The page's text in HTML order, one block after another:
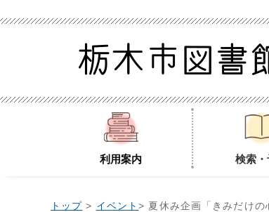
利用案内 検索・
トップ > イベント> 夏休み企画「きみだけの